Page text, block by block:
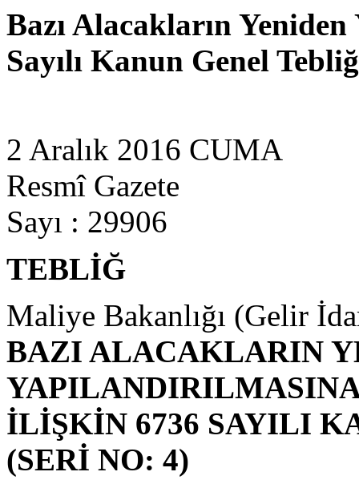
Bazı Alacakların
Sayılı Kanun Genel
2 Aralık 2016 CUMA
Resmî Gazete
Sayı : 29906
TEBLİĞ
Maliye Bakanlığı (Gelir
BAZI ALACAKLARIN
İLİŞKİN 6736 SAYILI
(SERİ NO: 4)